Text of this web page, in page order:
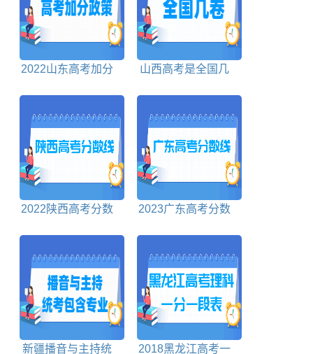
2022山东高考加分
山西高考是全国几
2022陕西高考分数
2023广东高考分数
新疆播音与主持统 2018黑龙江高考一